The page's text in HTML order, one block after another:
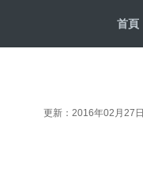
首頁
更新：2016年02月27日